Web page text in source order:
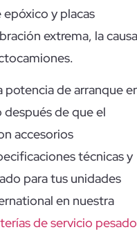
y placas
extrema, la causa
potencia de arranque
de que el
accesorios
técnicas y
para tus unidades
en nuestra
de servicio pesado